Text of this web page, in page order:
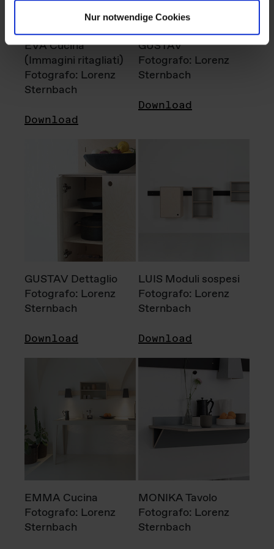
Nur notwendige Cookies
EVA Cucina
(Immagini ritagliati)
Fotografo: Lorenz
Sternbach
Download
GUSTAV
Fotografo: Lorenz
Sternbach
Download
GUSTAV Dettaglio
Fotografo: Lorenz
Sternbach
Download
LUIS Moduli sospesi
Fotografo: Lorenz
Sternbach
Download
EMMA Cucina
Fotografo: Lorenz
Sternbach
MONIKA Tavolo
Fotografo: Lorenz
Sternbach